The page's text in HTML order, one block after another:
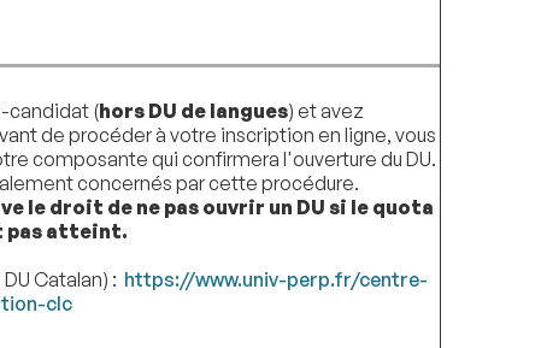
candidat (hors DU de langues) et avez
de procéder à votre inscription en ligne, vous
composante qui confirmera l'ouverture du DU.
concernés par cette procédure.
le droit de ne pas ouvrir un DU si le quota
pas atteint.
Catalan) : https://www.univ-perp.fr/centre-
clc